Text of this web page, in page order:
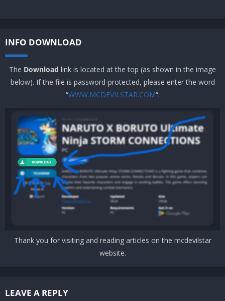
INFO DOWNLOAD
The Download link is located at the top (as shown in the image
below). If the file is password-protected, please enter the word
“WWW.MCDEVILSTAR.COM“.
Thank you for visiting and reading articles on the mcdevilstar
website.
LEAVE A REPLY